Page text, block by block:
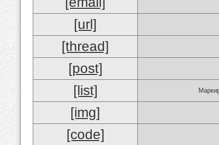
[url]
[thread]
[post]
[list]
[img]
[code]